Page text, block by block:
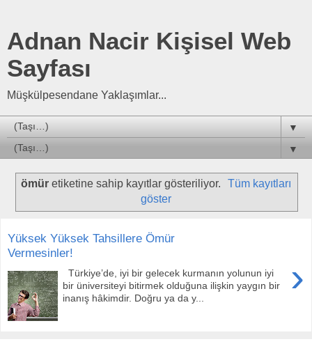
Adnan Nacir Kişisel Web
Sayfası
Müşkülpesendane Yaklaşımlar...
▼
▼
ömüretiketine sahip kayıtlar gösteriliyor.
Tüm kayıtları
göster
Yüksek Yüksek Tahsillere Ömür
Vermesinler!
›
Türkiye’de, iyi bir gelecek kurmanın yolunun iyi
bir üniversiteyi bitirmek olduğuna ilişkin yaygın bir
inanış hâkimdir. Doğru ya da y...